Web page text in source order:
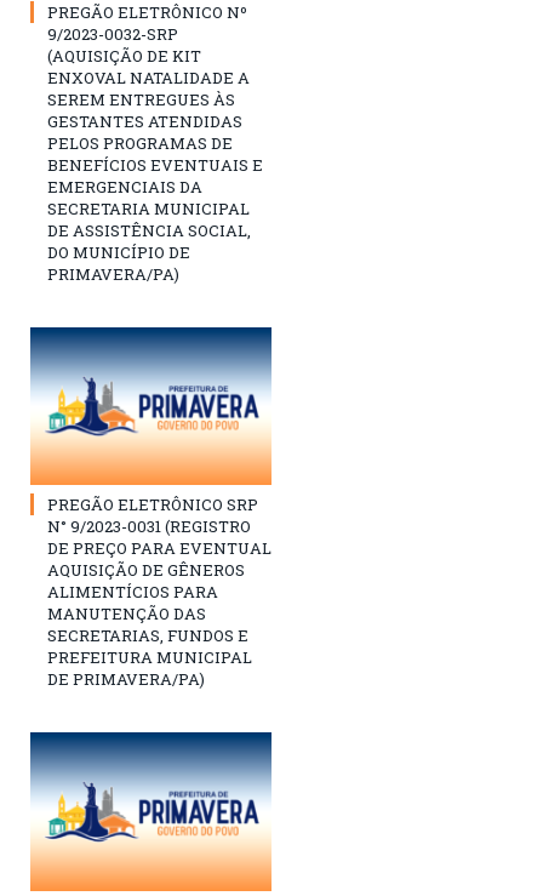
PREGÃO ELETRÔNICO Nº
9/2023-0032-SRP
(AQUISIÇÃO DE KIT
ENXOVAL NATALIDADE A
SEREM ENTREGUES ÀS
GESTANTES ATENDIDAS
PELOS PROGRAMAS DE
BENEFÍCIOS EVENTUAIS E
EMERGENCIAIS DA
SECRETARIA MUNICIPAL
DE ASSISTÊNCIA SOCIAL,
DO MUNICÍPIO DE
PRIMAVERA/PA)
PREGÃO ELETRÔNICO SRP
N° 9/2023-0031 (REGISTRO
DE PREÇO PARA EVENTUAL
AQUISIÇÃO DE GÊNEROS
ALIMENTÍCIOS PARA
MANUTENÇÃO DAS
SECRETARIAS, FUNDOS E
PREFEITURA MUNICIPAL
DE PRIMAVERA/PA)